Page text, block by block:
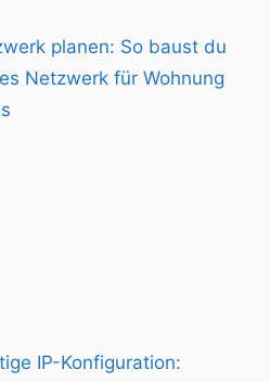
planen: So baust du
Netzwerk für Wohnung
IP-Konfiguration: